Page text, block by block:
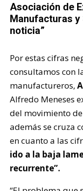
Asociación de
Manufacturas y
noticia”
Por estas cifras
consultamos con
manufactureros,
Alfredo Meneses
del movimiento
además se cruza
en cuanto a las
ido a la baja
recurrente”.